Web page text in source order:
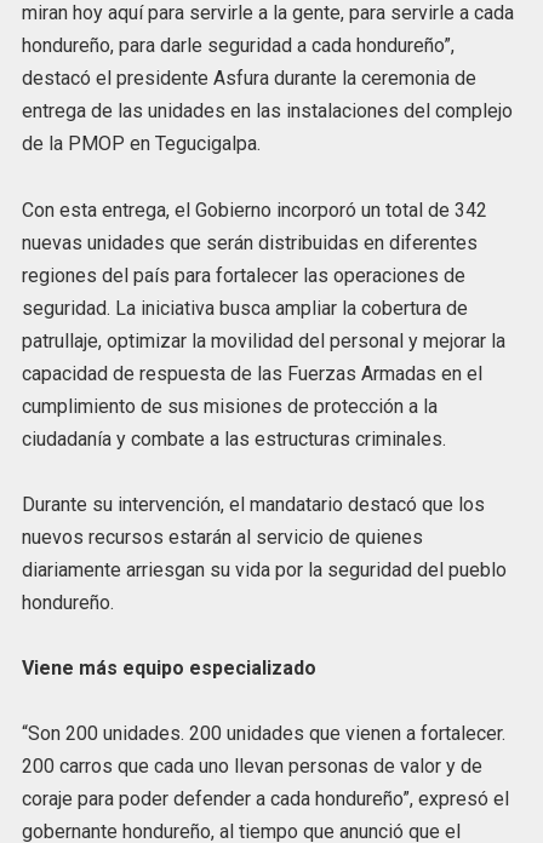
miran hoy aquí para servirle a la gente, para servirle a cada
hondureño, para darle seguridad a cada hondureño”,
destacó el presidente Asfura durante la ceremonia de
entrega de las unidades en las instalaciones del complejo
de la PMOP en Tegucigalpa.
Con esta entrega, el Gobierno incorporó un total de 342
nuevas unidades que serán distribuidas en diferentes
regiones del país para fortalecer las operaciones de
seguridad. La iniciativa busca ampliar la cobertura de
patrullaje, optimizar la movilidad del personal y mejorar la
capacidad de respuesta de las Fuerzas Armadas en el
cumplimiento de sus misiones de protección a la
ciudadanía y combate a las estructuras criminales.
Durante su intervención, el mandatario destacó que los
nuevos recursos estarán al servicio de quienes
diariamente arriesgan su vida por la seguridad del pueblo
hondureño.
Viene más equipo especializado
“Son 200 unidades. 200 unidades que vienen a fortalecer.
200 carros que cada uno llevan personas de valor y de
coraje para poder defender a cada hondureño”, expresó el
gobernante hondureño, al tiempo que anunció que el